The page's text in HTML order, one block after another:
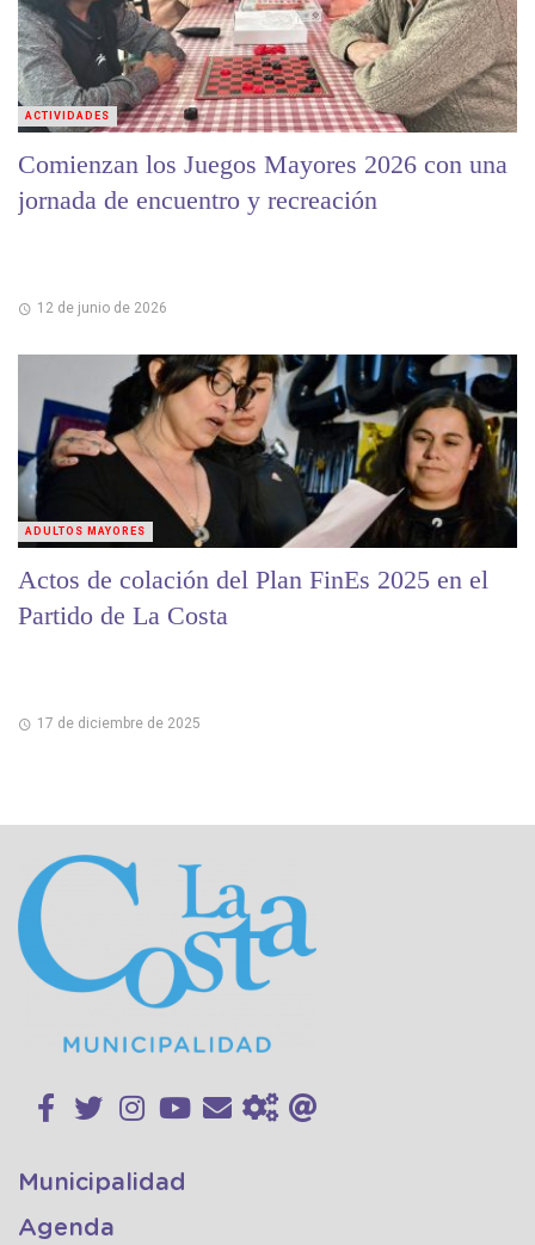
Comienzan los Juegos Mayores 2026 con una
jornada de encuentro y recreación
12 de junio de 2026
ACTIVIDADES
Actos de colación del Plan FinEs 2025 en el
Partido de La Costa
17 de diciembre de 2025
ADULTOS MAYORES
Municipalidad
Agenda